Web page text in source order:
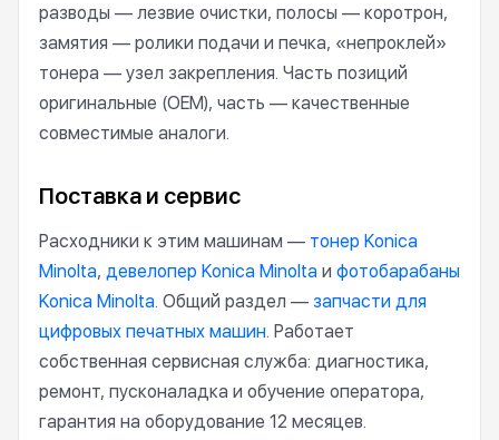
разводы — лезвие очистки, полосы — коротрон,
замятия — ролики подачи и печка, «непроклей»
тонера — узел закрепления. Часть позиций
оригинальные (OEM), часть — качественные
совместимые аналоги.
Поставка и сервис
Расходники к этим машинам — тонер Konica
Minolta, девелопер Konica Minolta и фотобарабаны
Konica Minolta. Общий раздел — запчасти для
цифровых печатных машин. Работает
собственная сервисная служба: диагностика,
ремонт, пусконаладка и обучение оператора,
гарантия на оборудование 12 месяцев.